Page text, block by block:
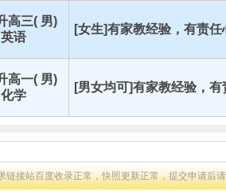
高三( 男)
英语
[女生]有家教经验，有责任
高一( 男)
化学
[男女均可]有家教经验，
链接站百度收录正常，快照更新正常，提交申请后